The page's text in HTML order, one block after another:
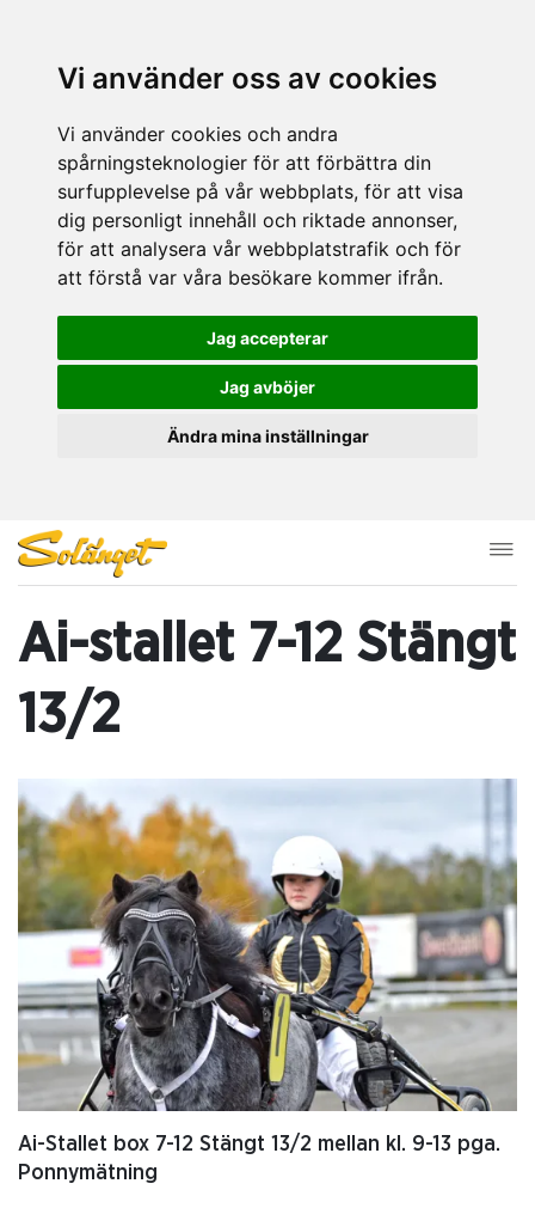
Vi använder oss av cookies
Vi använder cookies och andra
spårningsteknologier för att förbättra din
surfupplevelse på vår webbplats, för att visa
dig personligt innehåll och riktade annonser,
för att analysera vår webbplatstrafik och för
att förstå var våra besökare kommer ifrån.
Jag accepterar
Jag avböjer
Ändra mina inställningar
Ai-stallet 7-12 Stängt
13/2
Ai-Stallet box 7-12 Stängt 13/2 mellan kl. 9-13 pga.
Ponnymätning